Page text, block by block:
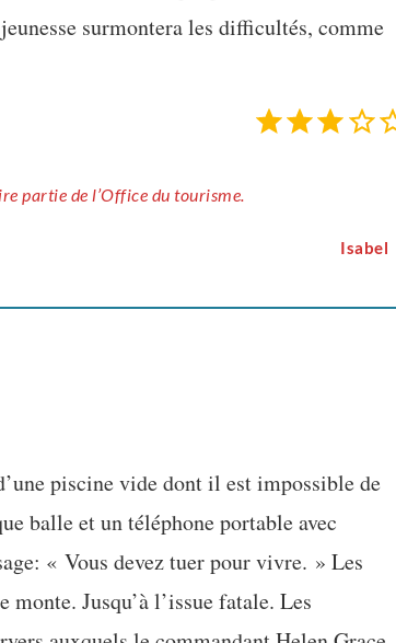
surmontera les difficultés, comme
partie de l’Office du tourisme.
Isabel
piscine vide dont il est impossible de
balle et un téléphone portable avec
« Vous devez tuer pour vivre. » Les
Jusqu’à l’issue fatale. Les